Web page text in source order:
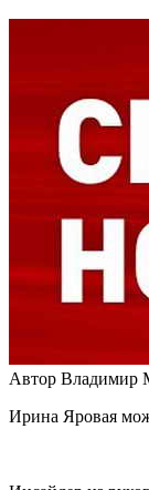
Автор Владимир
Ирина Яровая